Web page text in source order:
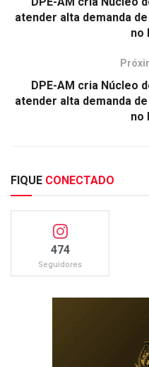
atender alta demanda
no
DPE-AM cria Núcleo
atender alta demanda
no
FIQUE CONECTADO
474
Seguidores